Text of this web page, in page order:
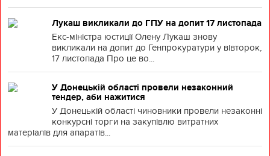
Лукаш викликали до ГПУ на допит 17 листопада
Екс-міністра юстиції Олену Лукаш знову
викликали на допит до Генпрокуратури у вівторок,
17 листопада Про це во...
У Донецькій області провели незаконний
тендер, аби нажитися
У Донецькій області чиновники провели незаконні
конкурсні торги на закупівлю витратних
матеріалів для апаратів...